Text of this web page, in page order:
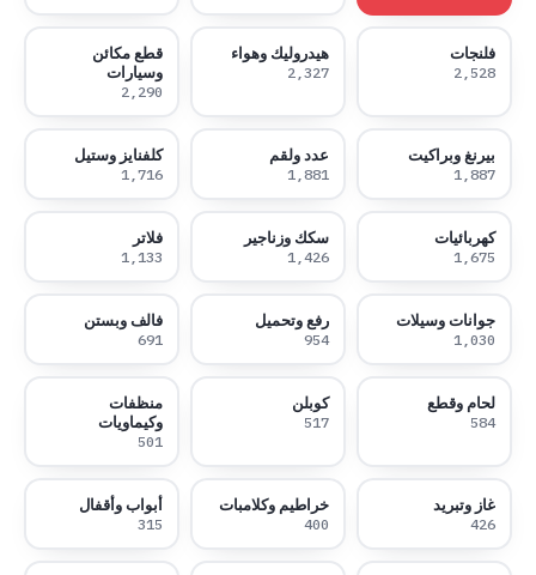
فلنجات
2,528
هيدروليك وهواء
2,327
قطع مكائن
وسيارات
2,290
بيرنغ وبراكيت
1,887
عدد ولقم
1,881
كلفنايز وستيل
1,716
كهربائيات
1,675
سكك وزناجير
1,426
فلاتر
1,133
جوانات وسيلات
1,030
رفع وتحميل
954
فالف وبستن
691
لحام وقطع
584
كوبلن
517
منظفات
وكيماويات
501
غاز وتبريد
426
خراطيم وكلامبات
400
أبواب وأقفال
315